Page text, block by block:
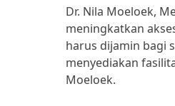
Dr. Nila Moeloek,
meningkatkan
harus dijamin bagi
menyediakan
Moeloek.